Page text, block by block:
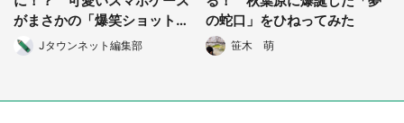
がまさかの「爆笑ショット」
生む Jタウンネット編集部
の蛇口」をひねってみた
笹木 萌